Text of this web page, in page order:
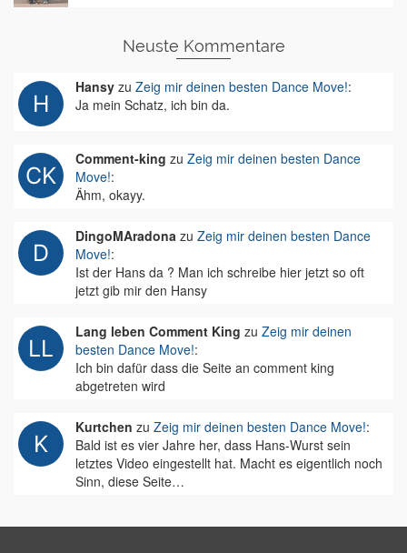
Neuste Kommentare
Hansy zu Zeig mir deinen besten Dance Move!:
Ja mein Schatz, ich bin da.
Comment-king zu Zeig mir deinen besten Dance
Move!:
Ähm, okayy.
DingoMAradona zu Zeig mir deinen besten Dance
Move!:
Ist der Hans da ? Man ich schreibe hier jetzt so oft
jetzt gib mir den Hansy
Lang leben Comment King zu Zeig mir deinen
besten Dance Move!:
Ich bin dafür dass die Seite an comment king
abgetreten wird
Kurtchen zu Zeig mir deinen besten Dance Move!:
Bald ist es vier Jahre her, dass Hans-Wurst sein
letztes Video eingestellt hat. Macht es eigentlich noch
Sinn, diese Seite…